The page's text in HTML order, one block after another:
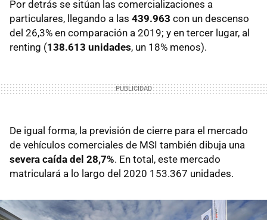
Por detrás se sitúan las comercializaciones a
particulares, llegando a las 439.963 con un descenso
del 26,3% en comparación a 2019; y en tercer lugar, al
renting (138.613 unidades, un 18% menos).
De igual forma, la previsión de cierre para el mercado
de vehículos comerciales de MSI también dibuja una
severa caída del 28,7%. En total, este mercado
matriculará a lo largo del 2020 153.367 unidades.